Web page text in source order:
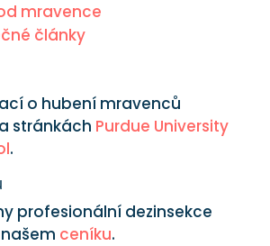
mravence
články
o hubení mravenců
stránkách Purdue University
.
profesionální dezinsekce
ceníku.